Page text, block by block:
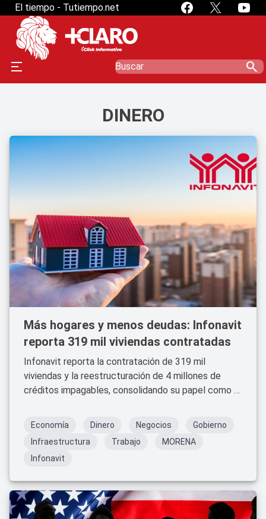
El tiempo - Tutiempo.net
search
DINERO
Más hogares y menos deudas: Infonavit
reporta 319 mil viviendas contratadas
Infonavit reporta la contratación de 319 mil
viviendas y la reestructuración de 4 millones de
créditos impagables, consolidando su papel como el
en México.
Economía Dinero Negocios
Gobierno
Infraestructura
Trabajo
MORENA
Infonavit